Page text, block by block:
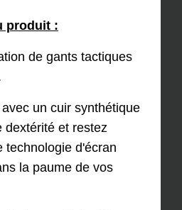
produit :
de gants tactiques
un cuir synthétique
dextérité et restez
technologie d'écran
la paume de vos